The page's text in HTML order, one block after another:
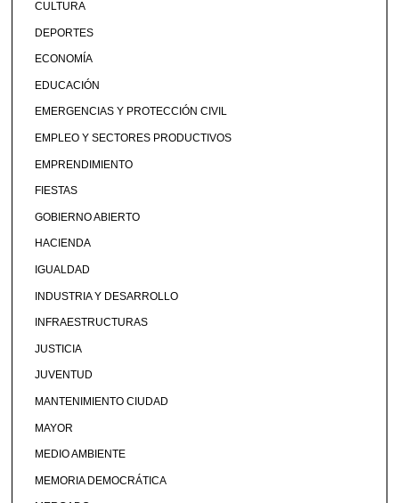
CULTURA
DEPORTES
ECONOMÍA
EDUCACIÓN
EMERGENCIAS Y PROTECCIÓN CIVIL
EMPLEO Y SECTORES PRODUCTIVOS
EMPRENDIMIENTO
FIESTAS
GOBIERNO ABIERTO
HACIENDA
IGUALDAD
INDUSTRIA Y DESARROLLO
INFRAESTRUCTURAS
JUSTICIA
JUVENTUD
MANTENIMIENTO CIUDAD
MAYOR
MEDIO AMBIENTE
MEMORIA DEMOCRÁTICA